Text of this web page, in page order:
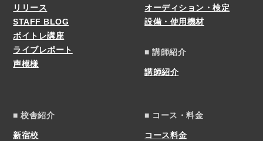
リリース
STAFF BLOG
ボイトレ講座
ライブレポート
声模様
オーディション・検定
設備・使用機材
■ 講師紹介
講師紹介
■ 校舎紹介
新宿校
■ コース・料金
コース料金